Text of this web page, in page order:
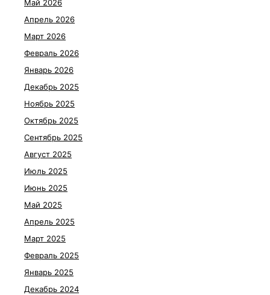
Май 2026
Апрель 2026
Март 2026
Февраль 2026
Январь 2026
Декабрь 2025
Ноябрь 2025
Октябрь 2025
Сентябрь 2025
Август 2025
Июль 2025
Июнь 2025
Май 2025
Апрель 2025
Март 2025
Февраль 2025
Январь 2025
Декабрь 2024